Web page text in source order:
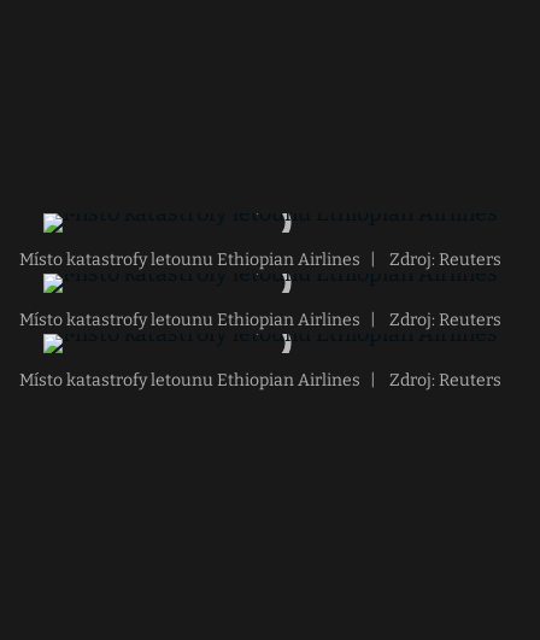
Místo katastrofy letounu Ethiopian Airlines Zdroj: Reuters
Místo katastrofy letounu Ethiopian Airlines Zdroj: Reuters
Místo katastrofy letounu Ethiopian Airlines Zdroj: Reuters